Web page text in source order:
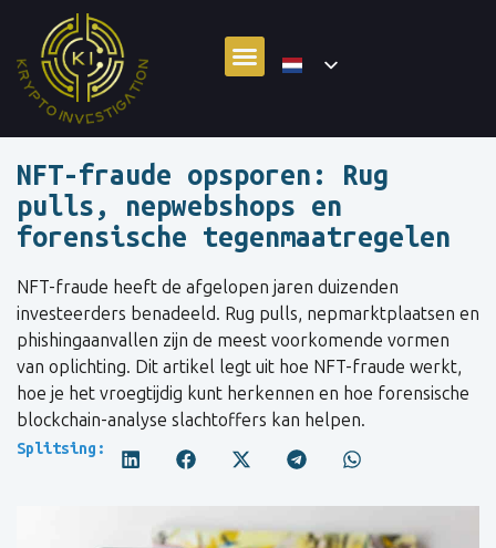
NFT-fraude opsporen: Rug
pulls, nepwebshops en
forensische tegenmaatregelen
NFT-fraude heeft de afgelopen jaren duizenden
investeerders benadeeld. Rug pulls, nepmarktplaatsen en
phishingaanvallen zijn de meest voorkomende vormen
van oplichting. Dit artikel legt uit hoe NFT-fraude werkt,
hoe je het vroegtijdig kunt herkennen en hoe forensische
blockchain-analyse slachtoffers kan helpen.
Splitsing: